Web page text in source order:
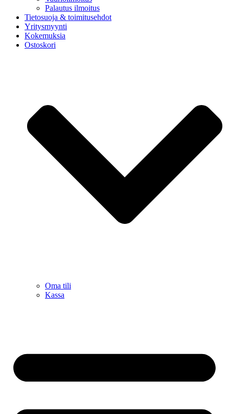
Palautus ilmoitus
Tietosuoja & toimitusehdot
Yritysmyynti
Kokemuksia
Ostoskori
Oma tili
Kassa